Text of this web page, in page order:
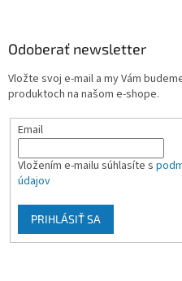
Odoberať newsletter
Vložte svoj e-mail a my Vám
produktoch na našom e-shope.
Email
Vložením e-mailu súhlasíte s
údajov
PRIHLÁSIŤ SA